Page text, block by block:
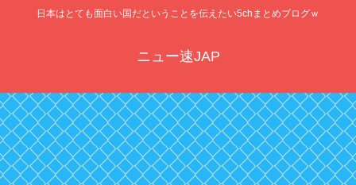
日本はとても面白い国だということを伝えたい5chまとめブログｗ
ニュー速JAP